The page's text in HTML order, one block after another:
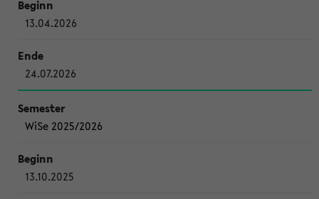
13.04.2026
24.07.2026
WiSe 2025/2026
13.10.2025